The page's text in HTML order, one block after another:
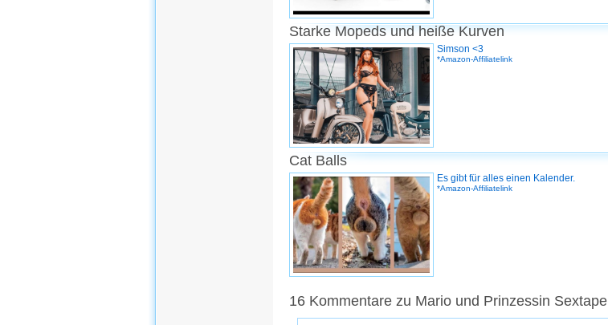
Starke Mopeds und heiße Kurven
Simson <3
*Amazon-Affiliatelink
Cat Balls
Es gibt für alles einen Kalender.
*Amazon-Affiliatelink
16 Kommentare zu Mario und Prinzessin Sextape